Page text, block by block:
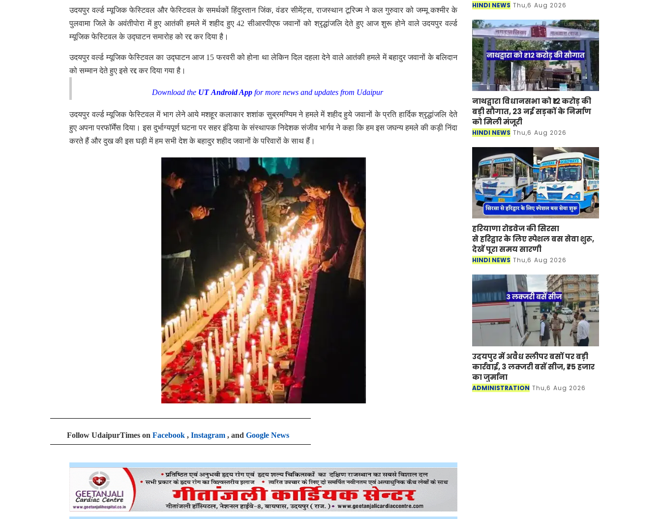
उदयपुर वर्ल्ड म्यूजिक फेस्टिवल और फेस्टिवल के समर्थकों हिंदुस्तान जिंक, वंडर सीमेंट्स, राजस्थान टूरिज्म ने कल गुरुवार को जम्मू कश्मीर के
पुलवामा जिले के अवंतीपोरा में हुए आतंकी हमले में शहीद हुए 42 सीआरपीएफ जवानों को श्रृद्धांजलि देते हुए आज शुरू होने वाले उदयपुर वर्ल्ड
म्यूजिक फेस्टिवल के उद्घाटन समारोह को रद्द कर दिया है।
उदयपुर वर्ल्ड म्यूजिक फेस्टिवल का उद्घाटन आज 15 फरवरी को होना था लेकिन दिल दहला देने वाले आतंकी हमले में बहादुर जवानों के बलिदान
को सम्मान देते हुए इसे रद्द कर दिया गया है।
Download the UT Android App for more news and updates from Udaipur
उदयपुर वर्ल्ड म्यूजिक फेस्टिवल में भाग लेने आये मशहूर कलाकार शशांक सुब्रमण्यिम ने हमले में शहीद हुये जवानों के प्रति हार्दिक श्रृद्धांजलि देते
हुए अपना परफॉर्मेंस दिया। इस दुर्भाग्यपूर्ण घटना पर सहर इंडिया के संस्थापक निदेशक संजीव भार्गव ने कहा कि हम इस जघन्य हमले की कड़ी निंदा
करते हैं और दुख की इस घड़ी में हम सभी देश के बहादुर शहीद जवानों के परिवारों के साथ हैं।
Follow UdaipurTimes on Facebook , Instagram , and Google News
HINDI NEWS Thu,6 Aug 2026
नाथद्वारा विधानसभा को ₹12 करोड़ की
बड़ी सौगात, 23 नई सड़कों के निर्माण
को मिली मंजूरी
HINDI NEWS Thu,6 Aug 2026
हरियाणा रोडवेज की सिरसा
से हरिद्वार के लिए स्पेशल बस सेवा शुरू,
देखें पूरा समय सारणी
HINDI NEWS Thu,6 Aug 2026
उदयपुर में अवैध स्लीपर बसों पर बड़ी
कार्रवाई, 3 लक्जरी बसें सीज, ₹75 हजार
का जुर्माना
ADMINISTRATION Thu,6 Aug 2026